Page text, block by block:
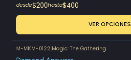
desde$200hasta$400
VER OPCIONES
Agotado
M-MKM-0122|Magic: The Gathering